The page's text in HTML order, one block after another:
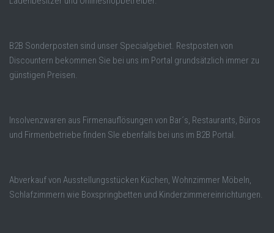
B2B Sonderposten sind unser Specialgebiet. Restposten von
Discountern bekommen Sie bei uns im Portal grundsätzlich immer zu
günstigen Preisen.
Insolvenzwaren aus Firmenauflösungen von Bar´s, Restaurants, Büros
und Firmenbetriebe finden SIe ebenfalls bei uns im B2B Portal.
Abverkauf von Ausstellungsstücken Küchen, Wohnzimmer Möbeln,
Schlafzimmern wie Boxspringbetten und Kinderzimmereinrichtungen.